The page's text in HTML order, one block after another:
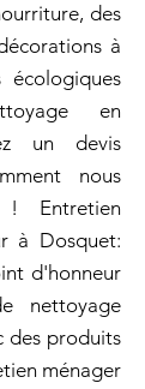
des
à
en
un devis
nous
! Entretien
à Dosquet:
d'honneur
nettoyage
des produits
ménager